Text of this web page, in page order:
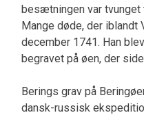
besætningen var tvunget
Mange døde, der iblandt
december 1741. Han
begravet på øen, der
Berings grav på
dansk-russisk